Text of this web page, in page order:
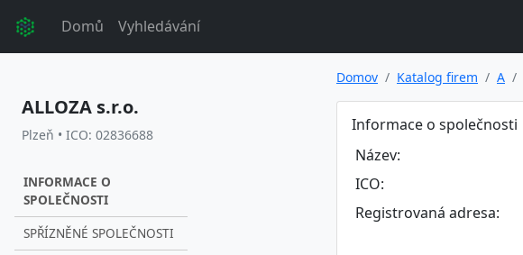
Domů Vyhledávání
ALLOZA s.r.o.
Plzeň • ICO: 02836688
INFORMACE O
SPOLEČNOSTI
SPŘÍZNĚNÉ SPOLEČNOSTI
Domov Katalog firem A
Informace o společnosti
Název:
ICO:
Registrovaná adresa: